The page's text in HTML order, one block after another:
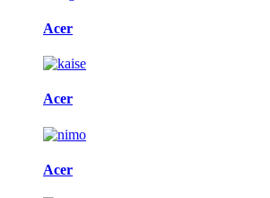
Acer
Acer
Acer